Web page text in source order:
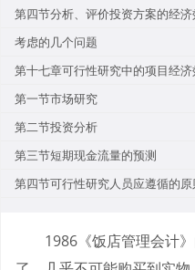
第四节分析、评价投资方案的经
考虑的几个问题
第十七章可行性研究中的项目经
第一节市场研究
第二节投资分析
第三节短期现金流量的预测
第四节可行性研究人员应遵循的原
1986《饭店管理会计